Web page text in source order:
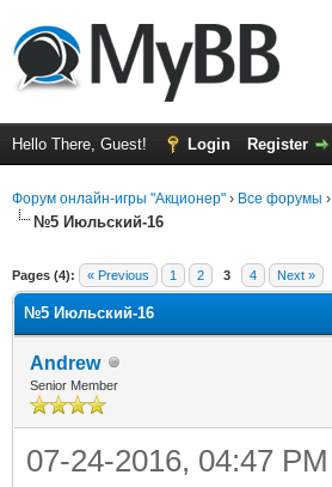
Hello There, Guest! Login Register
Форум онлайн-игры "Акционер" › Все форумы ›
№5 Июльский-16
Pages (4): « Previous 1 2 3 4 Next »
№5 Июльский-16
Andrew
Senior Member
07-24-2016, 04:47 PM